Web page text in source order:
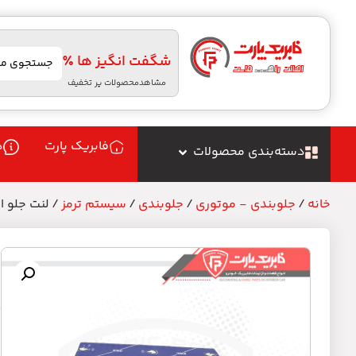
شگفت انگیز ها ٪
مشاهدمحصولات پر تخفیف
دسته‌بندی محصولات فابریک پارت
خانه / جلوبندی - موتوری / جلوبندی / سیستم ترمز/ لنت جلو ال 90 _ برند تکستار